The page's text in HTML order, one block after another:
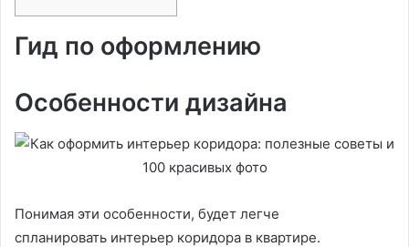
Гид по оформлению
Особенности дизайна
Понимая эти особенности, будет легче
спланировать интерьер коридора в квартире.